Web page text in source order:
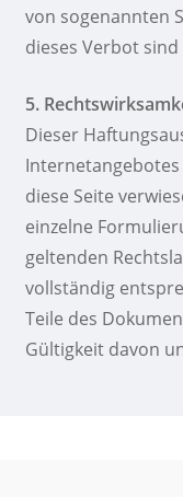
von sogenannten
dieses Verbot
5.
Dieser
diese Seite
einzelne
geltenden
vollständig
Teile des
Gültigkeit davon